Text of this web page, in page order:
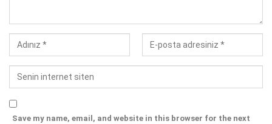
Save my name, email, and website in this browser for the next